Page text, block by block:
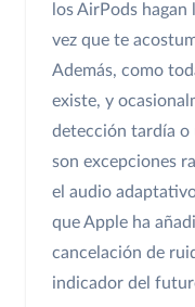
los AirPods
vez que te
Además, como
existe, y
detección tardía o
son excepciones
el audio
que Apple ha
cancelación de
indicador del